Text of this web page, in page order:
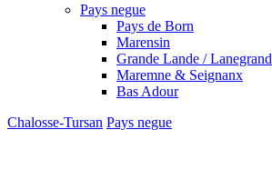
Pays negue
Pays de Born
Marensin
Grande Lande / Lanegrand
Maremne & Seignanx
Bas Adour
Chalosse-Tursan Pays negue